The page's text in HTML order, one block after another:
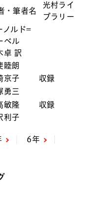
・筆者名
光村ライ
ブラリー
ノルド=
ベル
卓 訳
睦朗
京子
収録
勇三
敏隆
収録
利子
6年